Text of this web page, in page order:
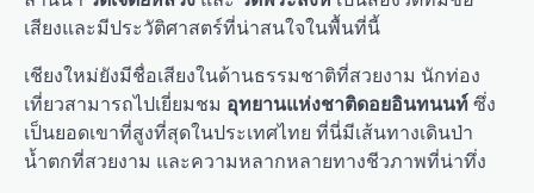
เสียงและมีประวัติศาสตร์ที่น่าสนใจในพื้นที่นี้
เชียงใหม่ยังมีชื่อเสียงในด้านธรรมชาติที่สวยงาม นักท่อง
เที่ยวสามารถไปเยี่ยมชม อุทยานแห่งชาติดอยอินทนนท์ซึ่ง
เป็นยอดเขาที่สูงที่สุดในประเทศไทย ที่นี่มีเส้นทางเดินป่า
น้ำตกที่สวยงาม และความหลากหลายทางชีวภาพที่น่าทึ่ง